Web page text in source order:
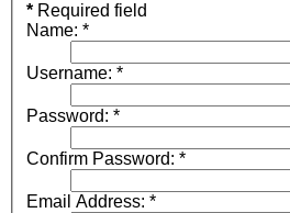
* Required field
Name: *
Username: *
Password: *
Confirm Password: *
Email Address: *